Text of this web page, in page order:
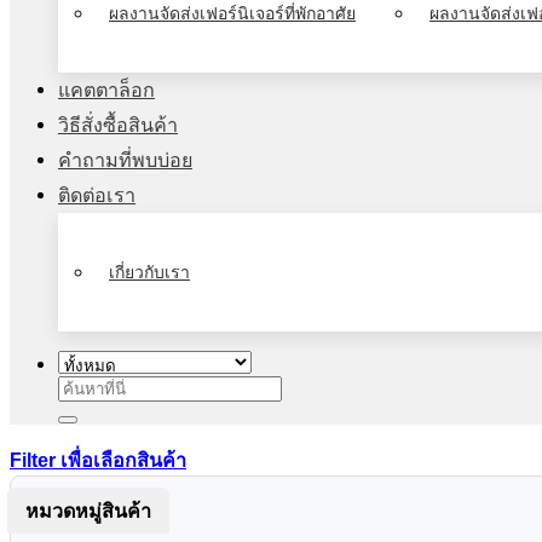
ผลงานจัดส่งเฟอร์นิเจอร์ที่พักอาศัย ผลงานจัดส่งเ
แคตตาล็อก
วิธีสั่งซื้อสินค้า
คำถามที่พบบ่อย
ติดต่อเรา
เกี่ยวกับเรา
ค้นหา:
Filter เพื่อเลือกสินค้า
หมวดหมู่สินค้า